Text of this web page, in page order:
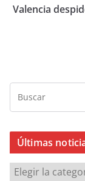
Valencia
Últimas
Ú